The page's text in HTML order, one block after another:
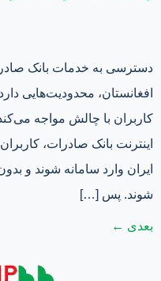
دسترسی به خدمات بانک
افغانستان، محدودیت‌هایی
کاربران با چالش مواجه
ایران وارد سامانه شوند و
شوند. پس […]
بعدی ←